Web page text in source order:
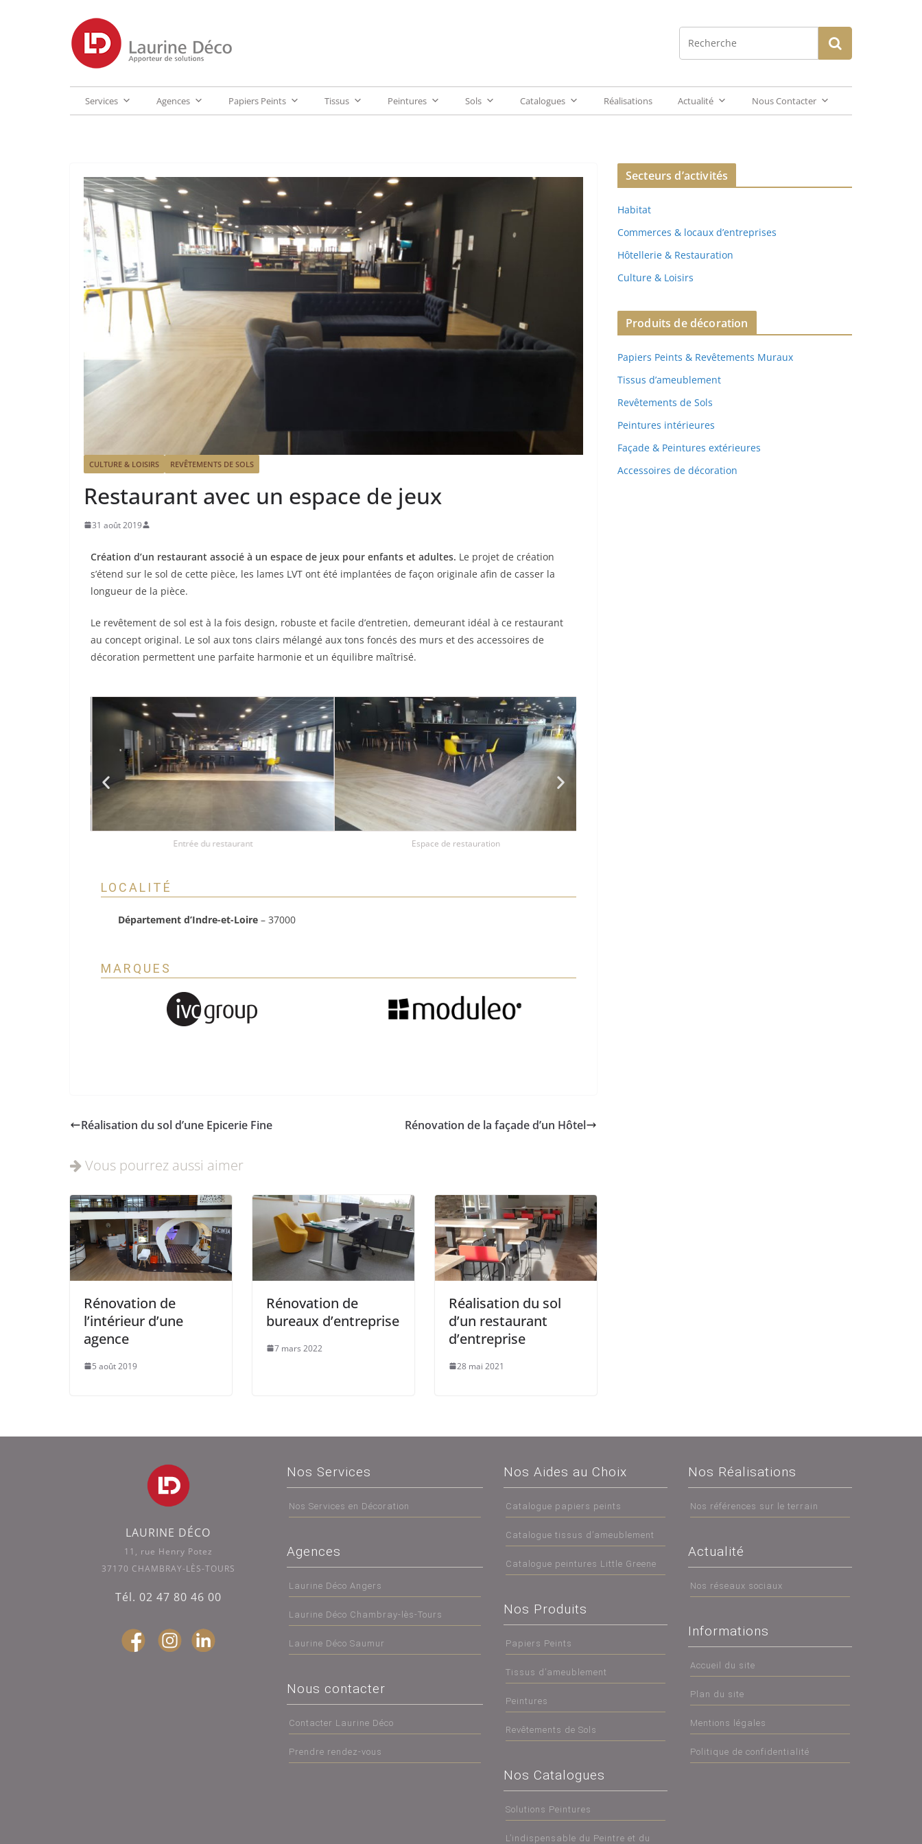
Services Agences Papiers Peints Tissus Peintures Sols Catalogues Réalisations Actualité Nous Contacter
CULTURE & LOISIRS REVÊTEMENTS DE SOLS
Restaurant avec un espace de jeux
31 août 2019
Création d’un restaurant associé à un espace de jeux pour enfants et adultes. Le projet de création
s’étend sur le sol de cette pièce, les lames LVT ont été implantées de façon originale afin de casser la
longueur de la pièce.
Le revêtement de sol est à la fois design, robuste et facile d’entretien, demeurant idéal à ce restaurant
au concept original. Le sol aux tons clairs mélangé aux tons foncés des murs et des accessoires de
décoration permettent une parfaite harmonie et un équilibre maîtrisé.
Entrée du restaurant Espace de restauration
LOCALITÉ
Département d’Indre-et-Loire – 37000
MARQUES
Réalisation du sol d’une Epicerie Fine Rénovation de la façade d’un Hôtel
Vous pourrez aussi aimer
Rénovation de
l’intérieur d’une
agence
5 août 2019
Rénovation de
bureaux d’entreprise
7 mars 2022
Réalisation du sol
d’un restaurant
d’entreprise
28 mai 2021
Secteurs d’activités
Habitat
Commerces & locaux d’entreprises
Hôtellerie & Restauration
Culture & Loisirs
Produits de décoration
Papiers Peints & Revêtements Muraux
Tissus d’ameublement
Revêtements de Sols
Peintures intérieures
Façade & Peintures extérieures
Accessoires de décoration
LAURINE DÉCO
11, rue Henry Potez
37170 CHAMBRAY-LÈS-TOURS
Tél. 02 47 80 46 00
Nos Services
Nos Services en Décoration
Agences
Laurine Déco Angers
Laurine Déco Chambray-lès-Tours
Laurine Déco Saumur
Nous contacter
Contacter Laurine Déco
Prendre rendez-vous
Nos Aides au Choix
Catalogue papiers peints
Catalogue tissus d’ameublement
Catalogue peintures Little Greene
Nos Produits
Papiers Peints
Tissus d’ameublement
Peintures
Revêtements de Sols
Nos Catalogues
Solutions Peintures
L’indispensable du Peintre et du
Nos Réalisations
Nos références sur le terrain
Actualité
Nos réseaux sociaux
Informations
Accueil du site
Plan du site
Mentions légales
Politique de confidentialité